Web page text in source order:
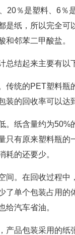
20％是塑料、6％
是纸，所以完全可
和邻苯二甲酸盐。
总结起来主要有以
传统的PET塑料瓶
装的回收率可以达
。纸含量约为50%
只有原来塑料瓶的
耗的还要少。
间。在回收过程中
了单个包装占用的
给汽车省油。
产品包装采用的纸